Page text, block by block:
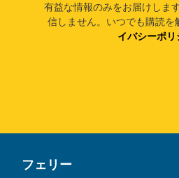
有益な情報のみをお届けしま
信しません。いつでも購読を
イバシーポリ
フェリー